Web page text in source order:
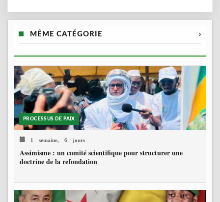
MÊME CATÉGORIE ›
PROCESSUS DE PAIX
1 semaine, 6 jours
Assimisme : un comité scientifique pour structurer une
doctrine de la refondation